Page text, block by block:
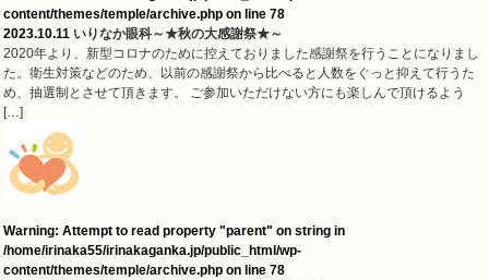
content/themes/temple/archive.php on line 78
2023.10.11 いりなか眼科～★秋の大感謝祭★～
2020年より、新型コロナのために控えておりました感謝祭を行うことになりまし
た。衛生対策などのため、以前の感謝祭から比べると人数をぐっと抑えて行うた
め、抽選制とさせて頂きます。 ご参加いただけない方にも楽しんで頂けるよう
[…]
Warning: Attempt to read property "parent" on string in
/home/irinaka55/irinakaganka.jp/public_html/wp-
content/themes/temple/archive.php on line 78